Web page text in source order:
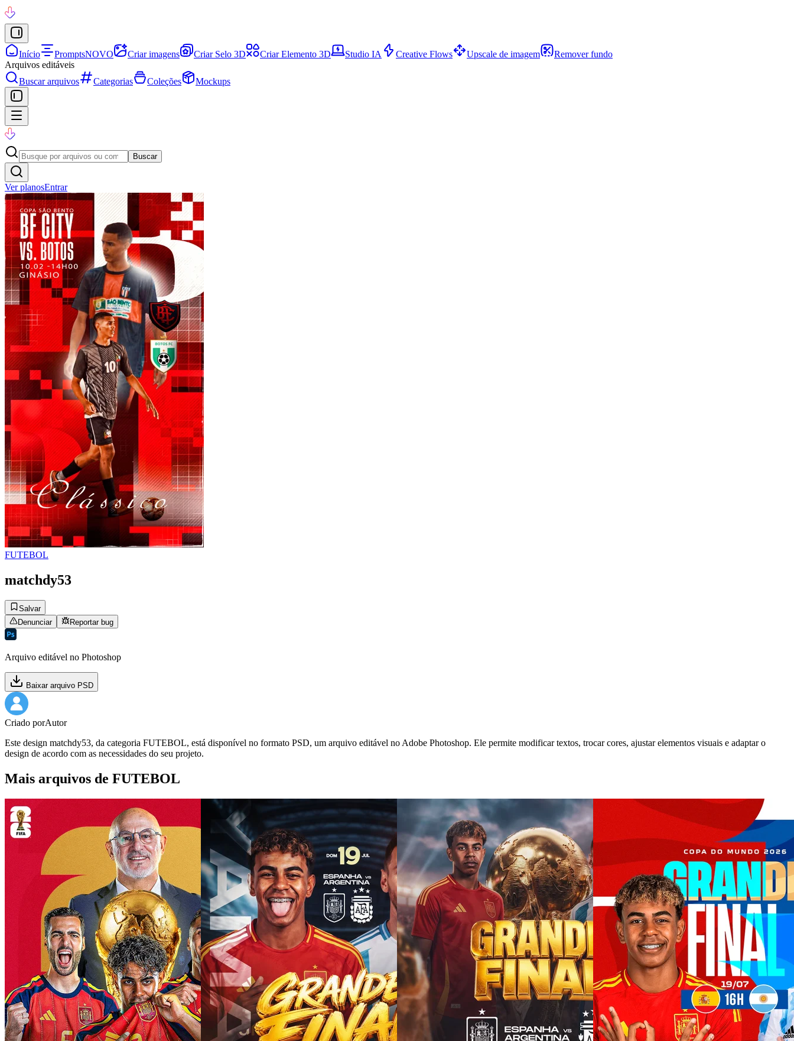
Início PromptsNOVO Criar imagens Criar Selo 3D Criar Elemento 3D Studio IA Creative Flows Upscale de imagem
Remover fundo
Arquivos editáveis
Buscar arquivos
Categorias Coleções Mockups
Buscar
Ver planosEntrar
FUTEBOL
matchdy53
Salvar
Denunciar
Reportar bug
Arquivo editável no Photoshop
Baixar arquivo PSD
Criado porAutor
Este design matchdy53, da categoria FUTEBOL, está disponível no formato PSD, um arquivo editável no Adobe Photoshop. Ele permite modificar textos, trocar cores, ajustar elementos visuais e adaptar o
design de acordo com as necessidades do seu projeto.
Mais arquivos de FUTEBOL